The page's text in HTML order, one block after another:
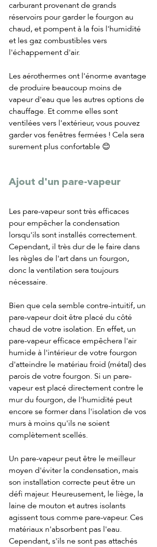
carburant provenant de grands
réservoirs pour garder le fourgon au
chaud, et pompent à la fois l'humidité
et les gaz combustibles vers
l'échappement d'air.
Les aérothermes ont l'énorme avantage
de produire beaucoup moins de
vapeur d'eau que les autres options de
chauffage. Et comme elles sont
ventilées vers l'extérieur, vous pouvez
garder vos fenêtres fermées ! Cela sera
surement plus confortable 😊
Ajout d'un pare-vapeur
Les pare-vapeur sont très efficaces
pour empêcher la condensation
lorsqu'ils sont installés correctement.
Cependant, il très dur de le faire dans
les règles de l'art dans un fourgon,
donc la ventilation sera toujours
nécessaire.
Bien que cela semble contre-intuitif, un
pare-vapeur doit être placé du côté
chaud de votre isolation. En effet, un
pare-vapeur efficace empêchera l'air
humide à l'intérieur de votre fourgon
d'atteindre le matériau froid (métal) des
parois de votre fourgon. Si un pare-
vapeur est placé directement contre le
mur du fourgon, de l'humidité peut
encore se former dans l'isolation de vos
murs à moins qu'ils ne soient
complètement scellés.
Un pare-vapeur peut être le meilleur
moyen d'éviter la condensation, mais
son installation correcte peut être un
défi majeur. Heureusement, le liège, la
laine de mouton et autres isolants
agissent tous comme pare-vapeur. Ces
matériaux n'absorbent pas l'eau.
Cependant, s'ils ne sont pas attachés